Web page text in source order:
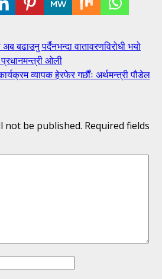
बढाउनु पर्दैनभन्दा वातावरणविरोधी भयो
ओली
व्यापक हेरफेर गर्छौंः अर्थमन्त्री पौडेल
not be published. Required fields